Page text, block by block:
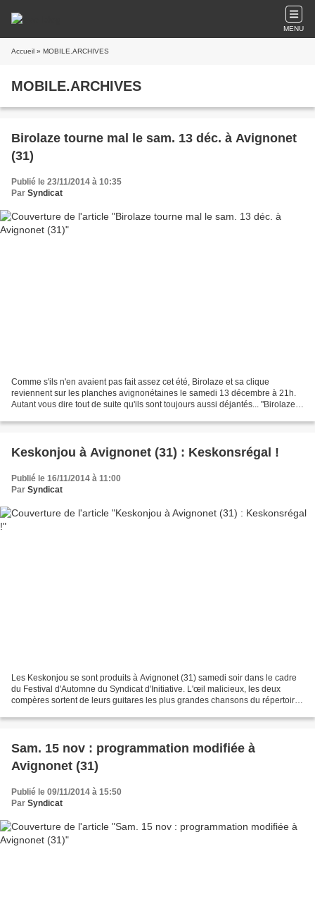
MENU
Accueil » MOBILE.ARCHIVES
MOBILE.ARCHIVES
Birolaze tourne mal le sam. 13 déc. à Avignonet
(31)
Publié le 23/11/2014 à 10:35
Par Syndicat
Comme s'ils n'en avaient pas fait assez cet été, Birolaze et sa clique
reviennent sur les planches avignonétaines le samedi 13 décembre à 21h.
Autant vous dire tout de suite qu'ils sont toujours aussi déjantés... "Birolaze
Keskonjou à Avignonet (31) : Keskonsrégal !
Publié le 16/11/2014 à 11:00
Par Syndicat
Les Keskonjou se sont produits à Avignonet (31) samedi soir dans le cadre
du Festival d'Automne du Syndicat d'Initiative. L'œil malicieux, les deux
compères sortent de leurs guitares les plus grandes chansons du répertoire
Sam. 15 nov : programmation modifiée à
Avignonet (31)
Publié le 09/11/2014 à 15:50
Par Syndicat